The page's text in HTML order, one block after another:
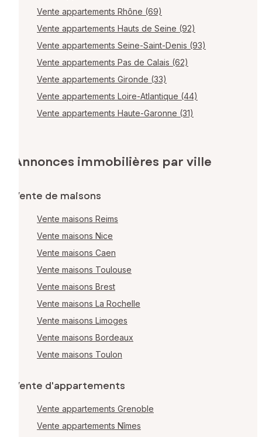
Vente appartements Rhône (69)
Vente appartements Hauts de Seine (92)
Vente appartements Seine-Saint-Denis (93)
Vente appartements Pas de Calais (62)
Vente appartements Gironde (33)
Vente appartements Loire-Atlantique (44)
Vente appartements Haute-Garonne (31)
Annonces immobilières par ville
Vente de maisons
Vente maisons Reims
Vente maisons Nice
Vente maisons Caen
Vente maisons Toulouse
Vente maisons Brest
Vente maisons La Rochelle
Vente maisons Limoges
Vente maisons Bordeaux
Vente maisons Toulon
Vente d'appartements
Vente appartements Grenoble
Vente appartements Nîmes